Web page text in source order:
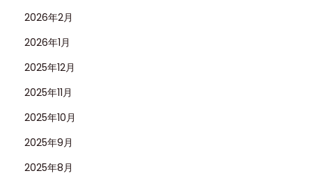
2026年2月
2026年1月
2025年12月
2025年11月
2025年10月
2025年9月
2025年8月